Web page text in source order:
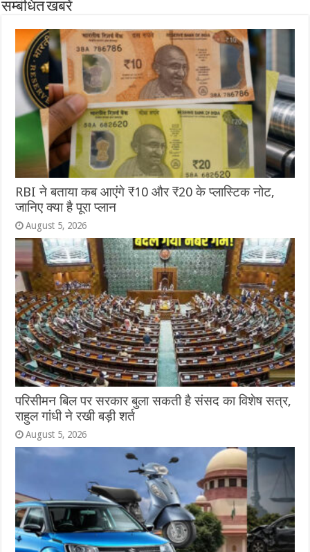
सम्बंधित खबरें
RBI ने बताया कब आएंगे ₹10 और ₹20 के प्लास्टिक नोट,
जानिए क्या है पूरा प्लान
August 5, 2026
परिसीमन बिल पर सरकार बुला सकती है संसद का विशेष सत्र,
राहुल गांधी ने रखी बड़ी शर्त
August 5, 2026